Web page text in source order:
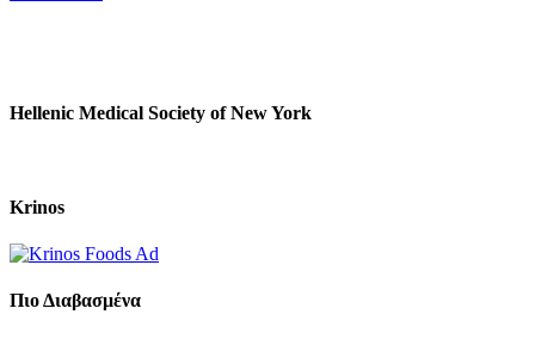
Hellenic Medical Society of New York
Krinos
Πιο Διαβασμένα